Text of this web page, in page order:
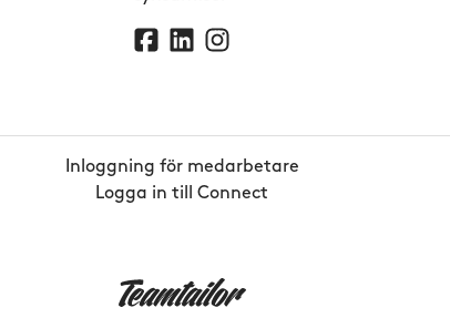
Inloggning för medarbetare
Logga in till Connect